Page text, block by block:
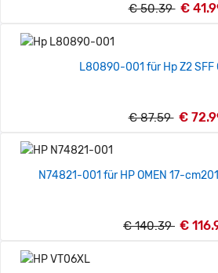
€ 50.39 €
L80890-001 für Hp Z2 SFF
€ 87.59 €
N74821-001 für HP OMEN 17-
€ 140.39 €